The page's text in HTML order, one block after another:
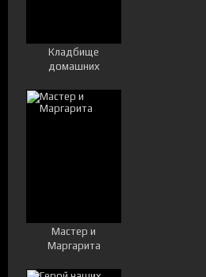
Кладбище
домашних
Кровные узы
Мастер и
Маргарита